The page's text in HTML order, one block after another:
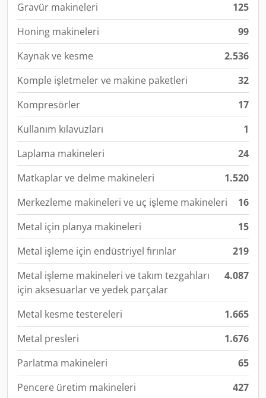
Gravür makineleri
125
Honing makineleri
99
Kaynak ve kesme
2.536
Komple işletmeler ve makine paketleri
32
Kompresörler
17
Kullanım kılavuzları
1
Laplama makineleri
24
Matkaplar ve delme makineleri
1.520
Merkezleme makineleri ve uç işleme makineleri
16
Metal için planya makineleri
15
Metal işleme için endüstriyel fırınlar
219
Metal işleme makineleri ve takım tezgahları
için aksesuarlar ve yedek parçalar
4.087
Metal kesme testereleri
1.665
Metal presleri
1.676
Parlatma makineleri
65
Pencere üretim makineleri
427